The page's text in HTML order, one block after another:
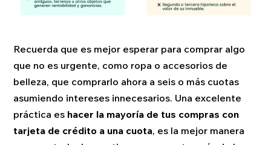
Recuerda que es mejor esperar para comprar algo
que no es urgente, como ropa o accesorios de
belleza, que comprarlo ahora a seis o más cuotas
asumiendo intereses innecesarios. Una excelente
práctica es hacer la mayoría de tus compras con
tarjeta de crédito a una cuota, es la mejor manera